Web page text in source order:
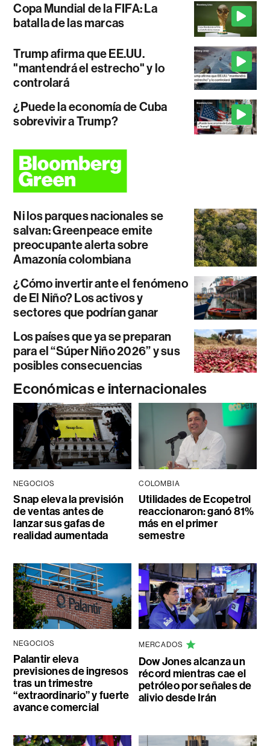
Copa Mundial de la FIFA: La
batalla de las marcas
Trump afirma que EE.UU.
"mantendrá el estrecho" y lo
controlará
¿Puede la economía de Cuba
sobrevivir a Trump?
Ni los parques nacionales se
salvan: Greenpeace emite
preocupante alerta sobre
Amazonía colombiana
¿Cómo invertir ante el fenómeno
de El Niño? Los activos y
sectores que podrían ganar
Los países que ya se preparan
para el “Súper Niño 2026” y sus
posibles consecuencias
Económicas e internacionales
NEGOCIOS
Snap eleva la previsión
de ventas antes de
lanzar sus gafas de
realidad aumentada
COLOMBIA
Utilidades de Ecopetrol
reaccionaron: ganó 81%
más en el primer
semestre
NEGOCIOS
Palantir eleva
previsiones de ingresos
tras un trimestre
“extraordinario” y fuerte
avance comercial
MERCADOS
Dow Jones alcanza un
récord mientras cae el
petróleo por señales de
alivio desde Irán